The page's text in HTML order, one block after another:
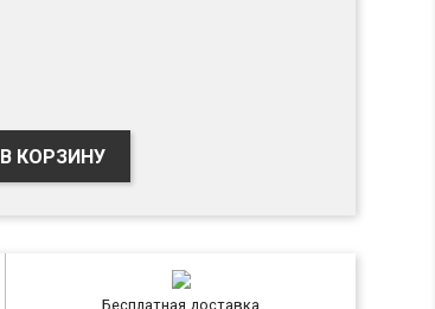
В КОРЗИНУ
Бесплатная доставка